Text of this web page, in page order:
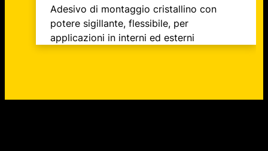
Adesivo di montaggio cristallino con
potere sigillante, flessibile, per
applicazioni in interni ed esterni